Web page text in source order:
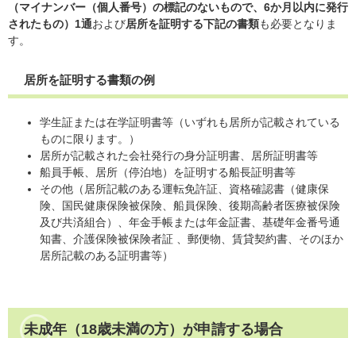
（マイナンバー（個人番号）の標記のないもので、6か月以内に発行
されたもの）1通および居所を証明する下記の書類も必要となりま
す。
居所を証明する書類の例
学生証または在学証明書等（いずれも居所が記載されている
ものに限ります。）
居所が記載された会社発行の身分証明書、居所証明書等
船員手帳、居所（停泊地）を証明する船長証明書等
その他（居所記載のある運転免許証、資格確認書（健康保
険、国民健康保険被保険、船員保険、後期高齢者医療被保険
及び共済組合）、年金手帳または年金証書、基礎年金番号通
知書、介護保険被保険者証 、郵便物、賃貸契約書、そのほか
居所記載のある証明書等）
未成年（18歳未満の方）が申請する場合